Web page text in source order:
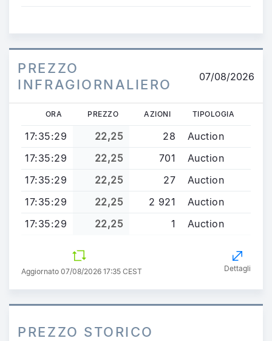
PREZZO
INFRAGIORNALIERO
07/08/2026
ORA PREZZO AZIONI TIPOLOGIA
17:35:29 22,25 28
Auction
17:35:29
22,25 701
Auction
17:35:29
22,25 27
Auction
17:35:29
22,25 2 921
Auction
17:35:29
22,25 1 Auction
Aggiornato 07/08/2026 17:35 CEST Dettagli
PREZZO STORICO